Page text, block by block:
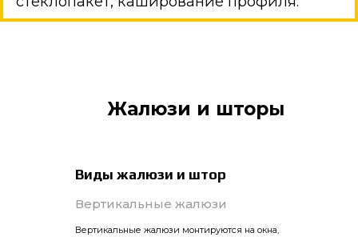
Жалюзи и шторы
Виды жалюзи и штор
Вертикальные жалюзи
Вертикальные жалюзи монтируются на окна,